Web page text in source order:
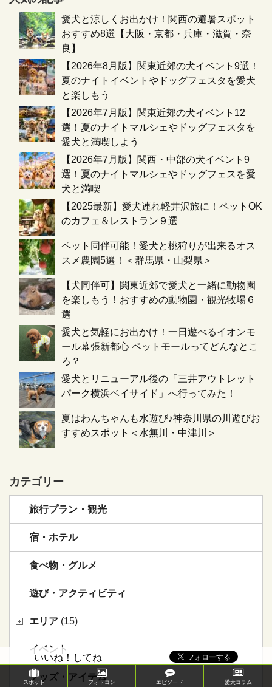
いいね！してね
愛犬と涼しくお出かけ！関西の避暑スポット
おすすめ8選【大阪・京都・兵庫・滋賀・奈
良】
【2026年8月版】関東近郊の犬イベント9選！
夏のナイトイベントやドッグフェスタを愛犬
と楽しもう
【2026年7月版】関東近郊の犬イベント12
選！夏のナイトマルシェやドッグフェスタを
愛犬と満喫しよう
【2026年7月版】関西・中部の犬イベント9
選！夏のナイトマルシェやドッグフェスを愛
犬と満喫
【2025最新】愛犬連れ軽井沢旅に！ペットOK
のカフェ＆レストラン９選
ペット同伴可能！愛犬と桃狩りが出来るオス
スメ農園5選！＜群馬県・山梨県＞
【犬同伴可】関東近郊で愛犬と一緒に動物園
を楽しもう！おすすめの動物園・観光牧場６
選
愛犬と気軽にお出かけ！一日遊べるイオンモ
ール幕張新都心 ペットモールってどんなとこ
ろ？
愛犬とリニューアル後の「三井アウトレット
パーク横浜ベイサイド」へ行ってみた！
夏はわんちゃんも水遊び♪神奈川県の川遊びお
すすめスポット＜水無川・中津川＞
カテゴリー
旅行プラン・観光
宿・ホテル
食べ物・グルメ
遊び・アクティビティ
エリア (15)
イベント
グッズ・アイテム
スポット フォトコン エピソード 愛犬コラム